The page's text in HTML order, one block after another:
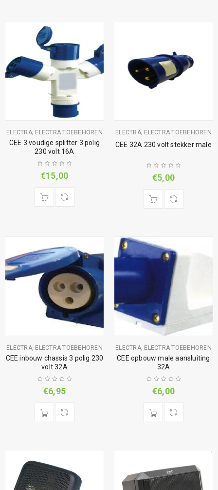
ELECTRA, ELECTRA TOEBEHOREN
CEE 3 voudige splitter 3 polig
230 volt 16A
€15,00
ELECTRA, ELECTRA TOEBEHOREN
CEE 32A 230 volt stekker male
€5,00
ELECTRA, ELECTRA TOEBEHOREN
CEE inbouw chassis 3 polig 230
volt 32A
€6,95
ELECTRA, ELECTRA TOEBEHOREN
CEE opbouw male aansluiting
32A
€6,00